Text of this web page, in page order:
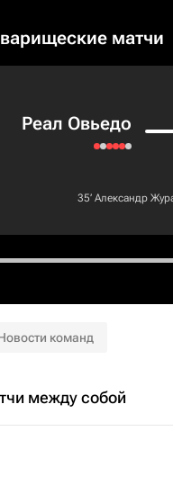
матчи
Реал Овьедо
35‎’‎ Александр
команд
между собой